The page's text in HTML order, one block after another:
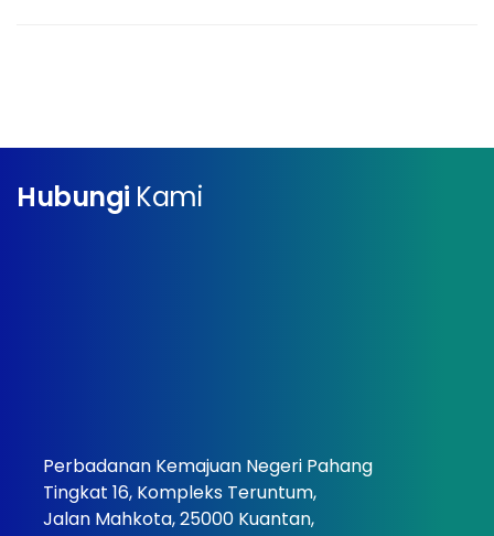
Hubungi Kami
Perbadanan Kemajuan Negeri Pahang
Tingkat 16, Kompleks Teruntum,
Jalan Mahkota, 25000 Kuantan,